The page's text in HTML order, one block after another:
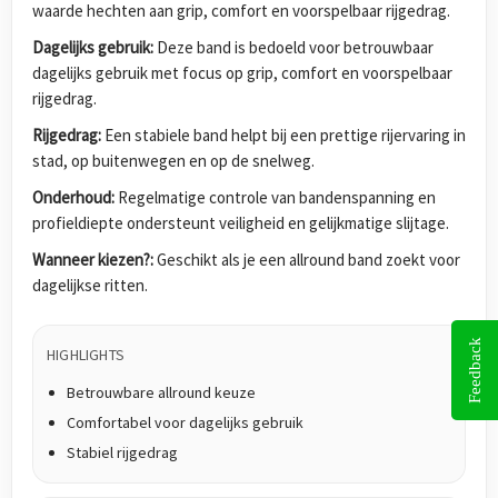
waarde hechten aan grip, comfort en voorspelbaar rijgedrag.
Dagelijks gebruik: Deze band is bedoeld voor betrouwbaar
dagelijks gebruik met focus op grip, comfort en voorspelbaar
rijgedrag.
Rijgedrag: Een stabiele band helpt bij een prettige rijervaring in
stad, op buitenwegen en op de snelweg.
Onderhoud: Regelmatige controle van bandenspanning en
profieldiepte ondersteunt veiligheid en gelijkmatige slijtage.
Wanneer kiezen?:Geschikt als je een allround band zoekt voor
dagelijkse ritten.
HIGHLIGHTS
Betrouwbare allround keuze
Comfortabel voor dagelijks gebruik
Stabiel rijgedrag
Feedback